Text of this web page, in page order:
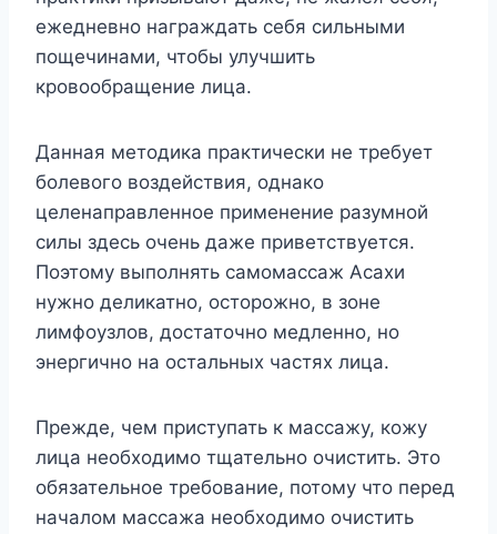
ежедневно награждать себя сильными
пощечинами, чтобы улучшить
кровообращение лица.
Данная методика практически не требует
болевого воздействия, однако
целенаправленное применение разумной
силы здесь очень даже приветствуется.
Поэтому выполнять самомассаж Асахи
нужно деликатно, осторожно, в зоне
лимфоузлов, достаточно медленно, но
энергично на остальных частях лица.
Прежде, чем приступать к массажу, кожу
лица необходимо тщательно очистить. Это
обязательное требование, потому что перед
началом массажа необходимо очистить